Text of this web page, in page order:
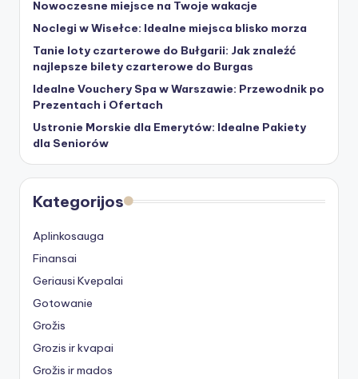
Nowoczesne miejsce na Twoje wakacje
Noclegi w Wisełce: Idealne miejsca blisko morza
Tanie loty czarterowe do Bułgarii: Jak znaleźć
najlepsze bilety czarterowe do Burgas
Idealne Vouchery Spa w Warszawie: Przewodnik po
Prezentach i Ofertach
Ustronie Morskie dla Emerytów: Idealne Pakiety
dla Seniorów
Kategorijos
Aplinkosauga
Finansai
Geriausi Kvepalai
Gotowanie
Grožis
Grozis ir kvapai
Grožis ir mados